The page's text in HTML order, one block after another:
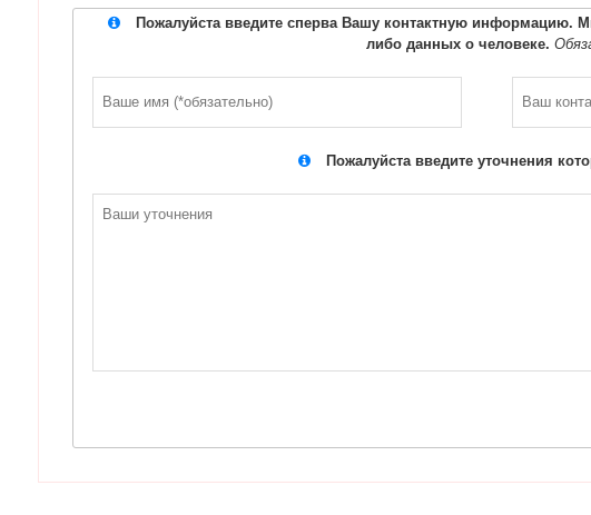
Пожалуйста введите сперва Вашу контактную информацию.
либо данных о человеке.
Пожалуйста введите уточнения